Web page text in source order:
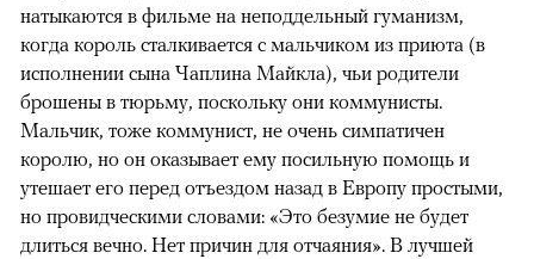
натыкаются в фильме на неподдельный гуманизм,
когда король сталкивается с мальчиком из приюта (в
исполнении сына Чаплина Майкла), чьи родители
брошены в тюрьму, поскольку они коммунисты.
Мальчик, тоже коммунист, не очень симпатичен
королю, но он оказывает ему посильную помощь и
утешает его перед отъездом назад в Европу простыми,
но провидческими словами: «Это безумие не будет
длиться вечно. Нет причин для отчаяния». В лучшей